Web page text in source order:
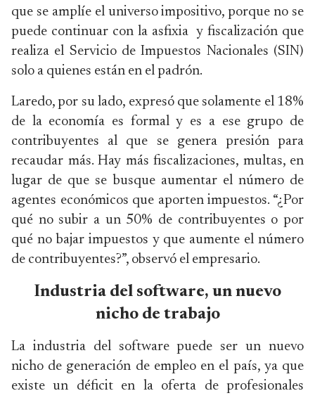
que se amplíe el universo impositivo, porque no se
puede continuar con la asfixia y fiscalización que
realiza el Servicio de Impuestos Nacionales (SIN)
solo a quienes están en el padrón.
Laredo, por su lado, expresó que solamente el 18%
de la economía es formal y es a ese grupo de
contribuyentes al que se genera presión para
recaudar más. Hay más fiscalizaciones, multas, en
lugar de que se busque aumentar el número de
agentes económicos que aporten impuestos. “¿Por
qué no subir a un 50% de contribuyentes o por
qué no bajar impuestos y que aumente el número
de contribuyentes?”, observó el empresario.
Industria del software, un nuevo
nicho de trabajo
La industria del software puede ser un nuevo
nicho de generación de empleo en el país, ya que
existe un déficit en la oferta de profesionales